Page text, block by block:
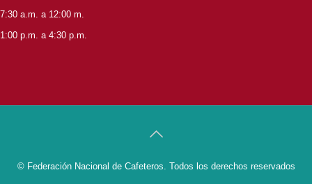
7:30 a.m. a 12:00 m.
1:00 p.m. a 4:30 p.m.
© Federación Nacional de Cafeteros. Todos los derechos reservados